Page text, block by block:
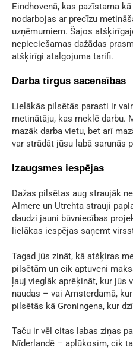
Eindhovenā, kas pazīstama
nodarbojas ar precīzu
uzņēmumiem. Šajos
nepieciešamas dažādas
atšķirīgi atalgojuma tarifi.
Darba tirgus sacensības
Lielākās pilsētās parasti ir
metinātāju, kas meklē darbu.
mazāk darba vietu, bet arī
var strādāt jūsu labā sarunās
Izaugsmes iespējas
Dažas pilsētas aug straujāk
Almere un Utrehta strauji
daudzi jauni būvniecības
lielākas iespējas saņemt
Tagad jūs zināt, kā atšķiras
pilsētām un cik aptuveni
ļauj vieglāk aprēķināt, kur jūs
naudas – vai Amsterdamā,
pilsētās kā Groningena, kur
Taču ir vēl citas labas ziņas
Nīderlandē – aplūkosim, cik